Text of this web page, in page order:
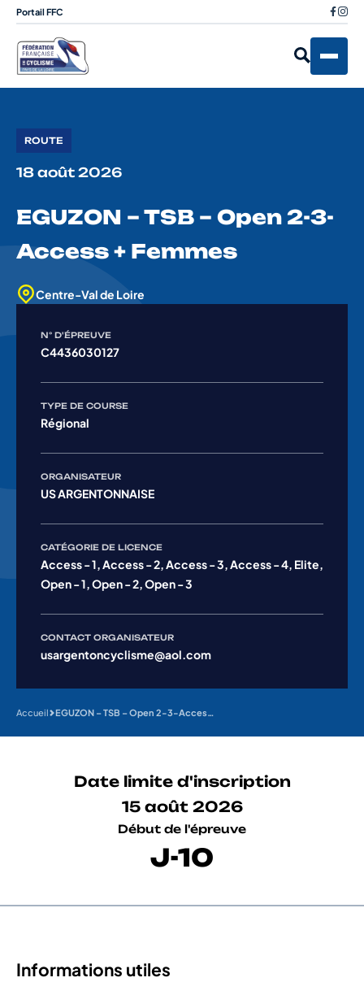
Portail FFC
ROUTE
18 août 2026
EGUZON – TSB – Open 2-3-
Access + Femmes
Centre-Val de Loire
N° D'ÉPREUVE
C4436030127
TYPE DE COURSE
Régional
ORGANISATEUR
US ARGENTONNAISE
CATÉGORIE DE LICENCE
Access - 1, Access - 2, Access - 3, Access - 4, Elite,
Open - 1, Open - 2, Open - 3
CONTACT ORGANISATEUR
usargentoncyclisme@aol.com
Accueil EGUZON – TSB – Open 2-3-Access + Femmes
Date limite d'inscription
15 août 2026
Début de l'épreuve
J-10
Informations utiles